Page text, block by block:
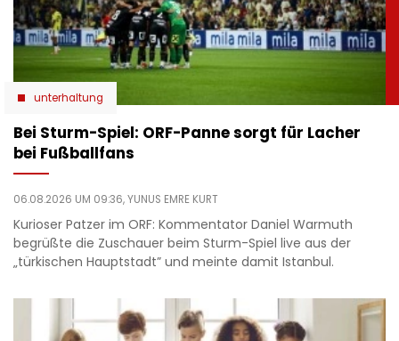
unterhaltung
Bei Sturm-Spiel: ORF-Panne sorgt für Lacher
bei Fußballfans
06.08.2026 UM 09:36,YUNUS EMRE KURT
Kurioser Patzer im ORF: Kommentator Daniel Warmuth
begrüßte die Zuschauer beim Sturm-Spiel live aus der
„türkischen Hauptstadt” und meinte damit Istanbul.